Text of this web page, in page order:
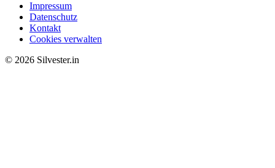
Impressum
Datenschutz
Kontakt
Cookies verwalten
© 2026 Silvester.in